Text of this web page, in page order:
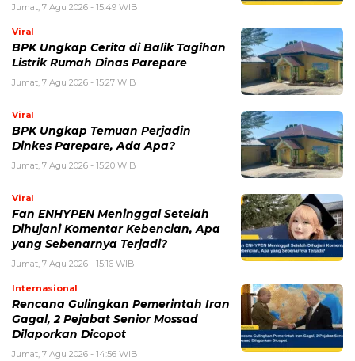
Jumat, 7 Agu 2026 - 15:49 WIB
Viral
BPK Ungkap Cerita di Balik Tagihan
Listrik Rumah Dinas Parepare
Jumat, 7 Agu 2026 - 15:27 WIB
Viral
BPK Ungkap Temuan Perjadin
Dinkes Parepare, Ada Apa?
Jumat, 7 Agu 2026 - 15:20 WIB
Viral
Fan ENHYPEN Meninggal Setelah
Dihujani Komentar Kebencian, Apa
yang Sebenarnya Terjadi?
Jumat, 7 Agu 2026 - 15:16 WIB
Internasional
Rencana Gulingkan Pemerintah Iran
Gagal, 2 Pejabat Senior Mossad
Dilaporkan Dicopot
Jumat, 7 Agu 2026 - 14:56 WIB